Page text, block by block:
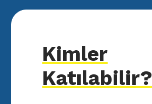
Kimler
Katılabilir?